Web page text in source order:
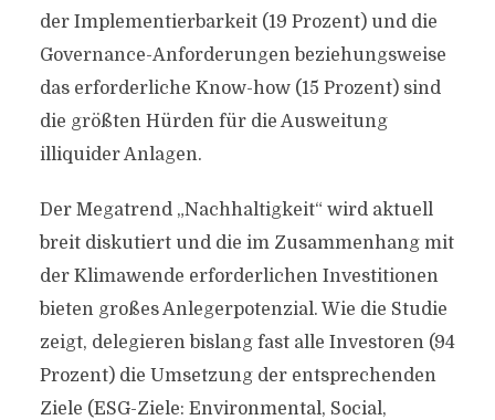
der Implementierbarkeit (19 Prozent) und die
Governance-Anforderungen beziehungsweise
das erforderliche Know-how (15 Prozent) sind
die größten Hürden für die Ausweitung
illiquider Anlagen.
Der Megatrend „Nachhaltigkeit“ wird aktuell
breit diskutiert und die im Zusammenhang mit
der Klimawende erforderlichen Investitionen
bieten großes Anlegerpotenzial. Wie die Studie
zeigt, delegieren bislang fast alle Investoren (94
Prozent) die Umsetzung der entsprechenden
Ziele (ESG-Ziele: Environmental, Social,